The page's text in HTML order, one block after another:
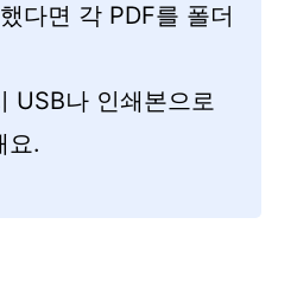
다면 각 PDF를 폴더
USB나 인쇄본으로
요.